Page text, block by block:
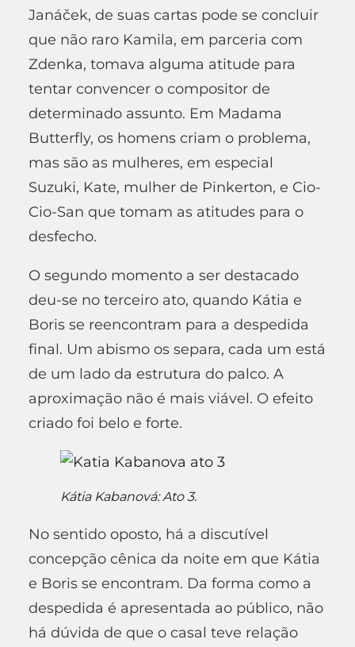
Janáček, de suas cartas pode se concluir
que não raro Kamila, em parceria com
Zdenka, tomava alguma atitude para
tentar convencer o compositor de
determinado assunto. Em Madama
Butterfly, os homens criam o problema,
mas são as mulheres, em especial
Suzuki, Kate, mulher de Pinkerton, e Cio-
Cio-San que tomam as atitudes para o
desfecho.
O segundo momento a ser destacado
deu-se no terceiro ato, quando Kátia e
Boris se reencontram para a despedida
final. Um abismo os separa, cada um está
de um lado da estrutura do palco. A
aproximação não é mais viável. O efeito
criado foi belo e forte.
Kátia Kabanová: Ato 3.
No sentido oposto, há a discutível
concepção cênica da noite em que Kátia
e Boris se encontram. Da forma como a
despedida é apresentada ao público, não
há dúvida de que o casal teve relação